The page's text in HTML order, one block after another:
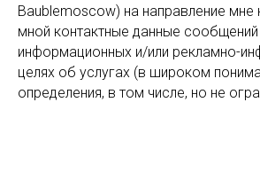
Baublemoscow) на направление мне
мной контактные данные сообщений
информационных и/или рекламно-
целях об услугах (в широком
определения, в том числе, но не